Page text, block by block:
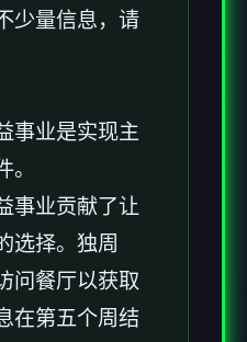
少量信息，请
事业是实现主
。
事业贡献了让
选择。独周
问餐厅以获取
在第五个周结